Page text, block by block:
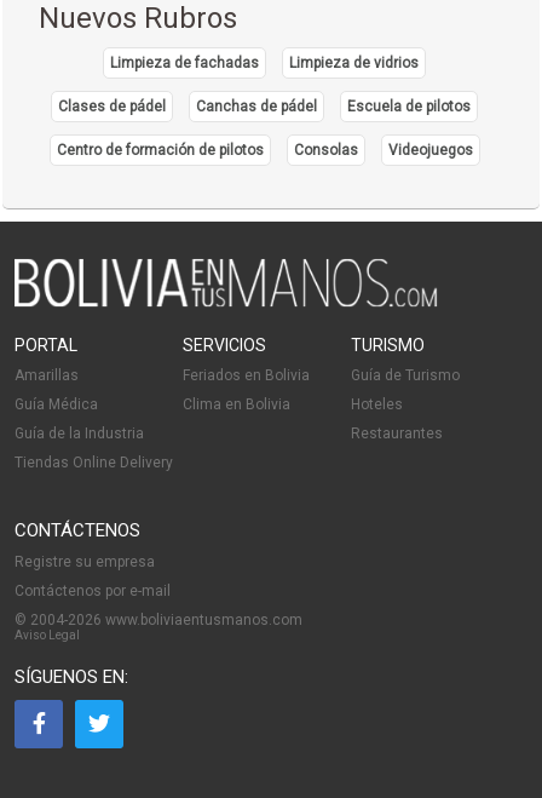
Publicidad On Line
Marketing digital
Centros Médicos
Nuevos Rubros
Limpieza de fachadas Limpieza de vidrios
Clases de pádel Canchas de pádel Escuela de pilotos
Centro de formación de pilotos Consolas Videojuegos
PORTAL
Amarillas
Guía Médica
Guía de la Industria
Tiendas Online Delivery
SERVICIOS
Feriados en Bolivia
Clima en Bolivia
TURISMO
Guía de Turismo
Hoteles
Restaurantes
CONTÁCTENOS
Registre su empresa
Contáctenos por e-mail
© 2004-2026 www.boliviaentusmanos.com
Aviso Legal
SÍGUENOS EN: